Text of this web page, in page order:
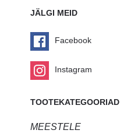
JÄLGI MEID
Facebook
Instagram
TOOTEKATEGOORIAD
MEESTELE